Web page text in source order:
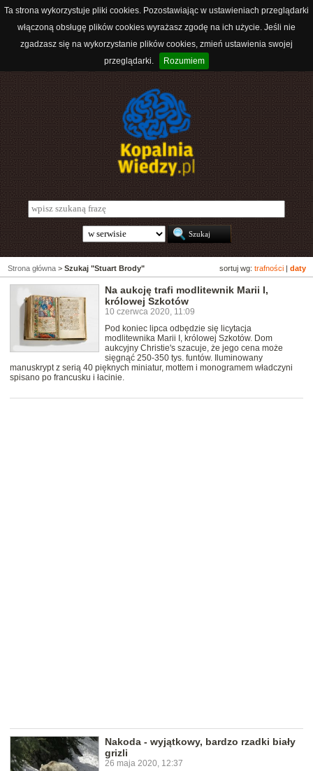
Ta strona wykorzystuje pliki cookies. Pozostawiając w ustawieniach przeglądarki
włączoną obsługę plików cookies wyrażasz zgodę na ich użycie. Jeśli nie
zgadzasz się na wykorzystanie plików cookies, zmień ustawienia swojej
przeglądarki.
Rozumiem
sortuj wg: trafności daty
Strona główna > Szukaj "Stuart Brody"
Na aukcję trafi modlitewnik Marii I,
królowej Szkotów
10 czerwca 2020, 11:09
Pod koniec lipca odbędzie się licytacja
modlitewnika Marii I, królowej Szkotów. Dom
aukcyjny Christie's szacuje, że jego cena może
sięgnąć 250-350 tys. funtów. Iluminowany
manuskrypt z serią 40 pięknych miniatur, mottem i monogramem władczyni
spisano po francusku i łacinie.
Nakoda - wyjątkowy, bardzo rzadki biały
grizli
26 maja 2020, 12:37